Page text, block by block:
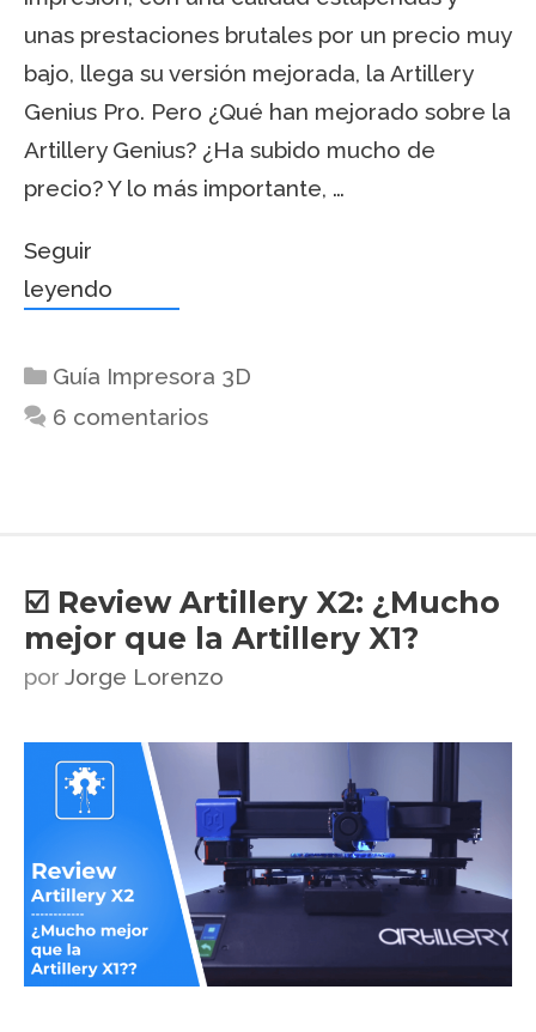
unas prestaciones brutales por un precio muy
bajo, llega su versión mejorada, la Artillery
Genius Pro. Pero ¿Qué han mejorado sobre la
Artillery Genius? ¿Ha subido mucho de
precio? Y lo más importante, …
Seguir
leyendo
Guía Impresora 3D
6 comentarios
☑️ Review Artillery X2: ¿Mucho
mejor que la Artillery X1?
por Jorge Lorenzo